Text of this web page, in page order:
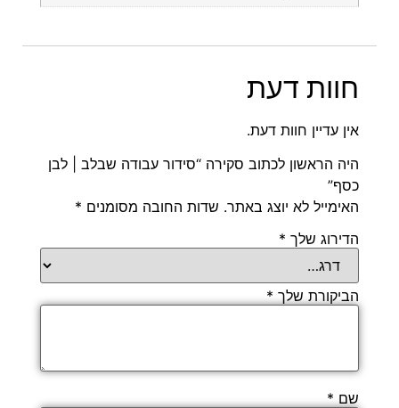
חוות דעת
אין עדיין חוות דעת.
היה הראשון לכתוב סקירה “סידור עבודה שבלב | לבן
כסף”
האימייל לא יוצג באתר. שדות החובה מסומנים *
הדירוג שלך *
הביקורת שלך *
שם *